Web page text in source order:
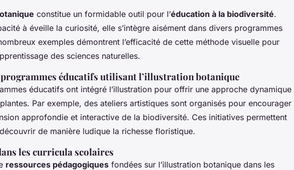
constitue un formidable outil pour l’éducation à la biodiversité.
à éveille la curiosité, elle s’intègre aisément dans divers programmes
exemples démontrent l’efficacité de cette méthode visuelle pour
des sciences naturelles.
programmes éducatifs utilisant l’illustration botanique
éducatifs ont intégré l’illustration pour offrir une approche dynamique
Par exemple, des ateliers artistiques sont organisés pour encourager
approfondie et interactive de la biodiversité. Ces initiatives permettent
de manière ludique la richesse floristique.
les curricula scolaires
ressources pédagogiques fondées sur l’illustration botanique dans les